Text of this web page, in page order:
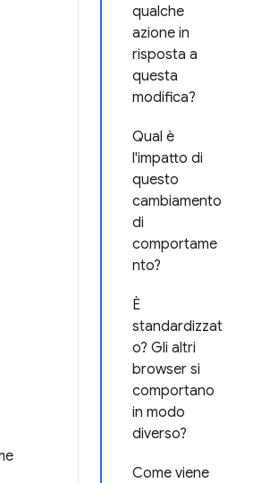
qualche
azione in
risposta a
questa
modifica?
Qual è
l'impatto di
questo
cambiamento
di
comportame
nto?
È
standardizzat
o? Gli altri
browser si
comportano
in modo
diverso?
Come viene